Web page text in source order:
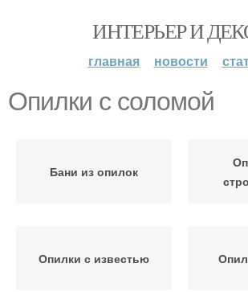
ИНТЕРЬЕР И
главная новости
Опилки с соломой
Бани из опилок
Опилки с известью